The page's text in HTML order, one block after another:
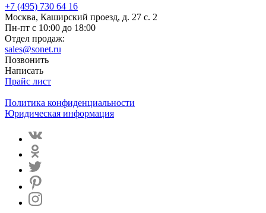
+7 (495) 730 64 16
Москва, Каширский проезд, д. 27 с. 2
Пн-пт с 10:00 до 18:00
Отдел продаж:
sales@sonet.ru
Позвонить
Написать
Прайс лист
Политика конфиденциальности
Юридическая информация